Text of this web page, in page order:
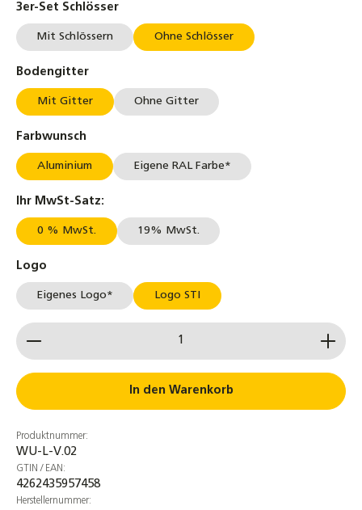
3er-Set Schlösserauswählen
Mit Schlössern Ohne Schlösser
Bodengitterauswählen
Mit Gitter Ohne Gitter
Farbwunsch
Aluminium Eigene RAL Farbe*
Ihr MwSt-Satz:
0 % MwSt. 19% MwSt.
Logo
Eigenes Logo* Logo STI
Produkt Anzahl: Gib den gewünschten Wert ein
In den Warenkorb
Produktnummer:
WU-L-V.02
GTIN / EAN:
4262435957458
Herstellernummer: